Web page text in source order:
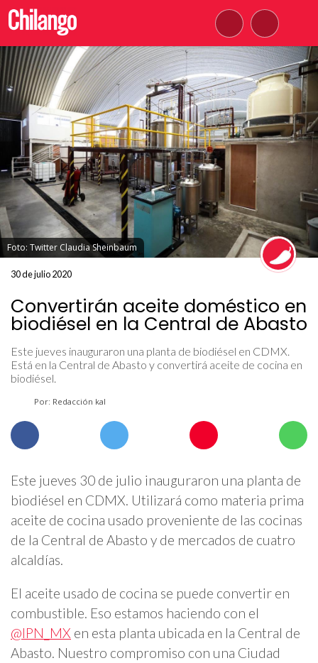
Foto: Twitter Claudia Sheinbaum
30 de julio 2020
Convertirán aceite doméstico en
biodiésel en la Central de Abasto
Este jueves inauguraron una planta de biodiésel en CDMX.
Está en la Central de Abasto y convertirá aceite de cocina en
biodiésel.
Por: Redacción kal
Este jueves 30 de julio inauguraron una planta de
biodiésel en CDMX. Utilizará como materia prima
aceite de cocina usado proveniente de las cocinas
de la Central de Abasto y de mercados de cuatro
alcaldías.
El aceite usado de cocina se puede convertir en
combustible. Eso estamos haciendo con el
@IPN_MX en esta planta ubicada en la Central de
Abasto. Nuestro compromiso con una Ciudad